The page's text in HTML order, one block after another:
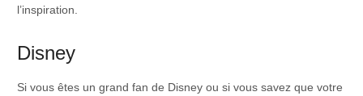
l’inspiration.
Disney
Si vous êtes un grand fan de Disney ou si vous savez que votre